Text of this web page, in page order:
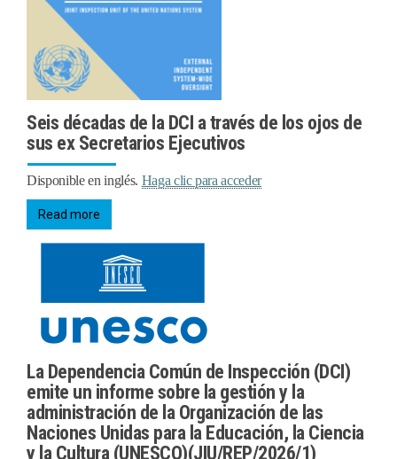
Seis décadas de la DCI a través de los ojos de
sus ex Secretarios Ejecutivos
Disponible en inglés. Haga clic para acceder
Read more
La Dependencia Común de Inspección (DCI)
emite un informe sobre la gestión y la
administración de la Organización de las
Naciones Unidas para la Educación, la Ciencia
y la Cultura (UNESCO)(JIU/REP/2026/1)